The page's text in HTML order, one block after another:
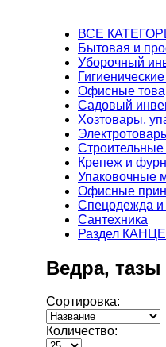
ВСЕ
Бытовая и
Уборочный
Офисные
Садовый
Хозтовары,
Крепеж и
Упаковочные
Офисные
Спецодежда
Сантехника
Раздел
Ведра, тазы
Сортировка:
Количество: